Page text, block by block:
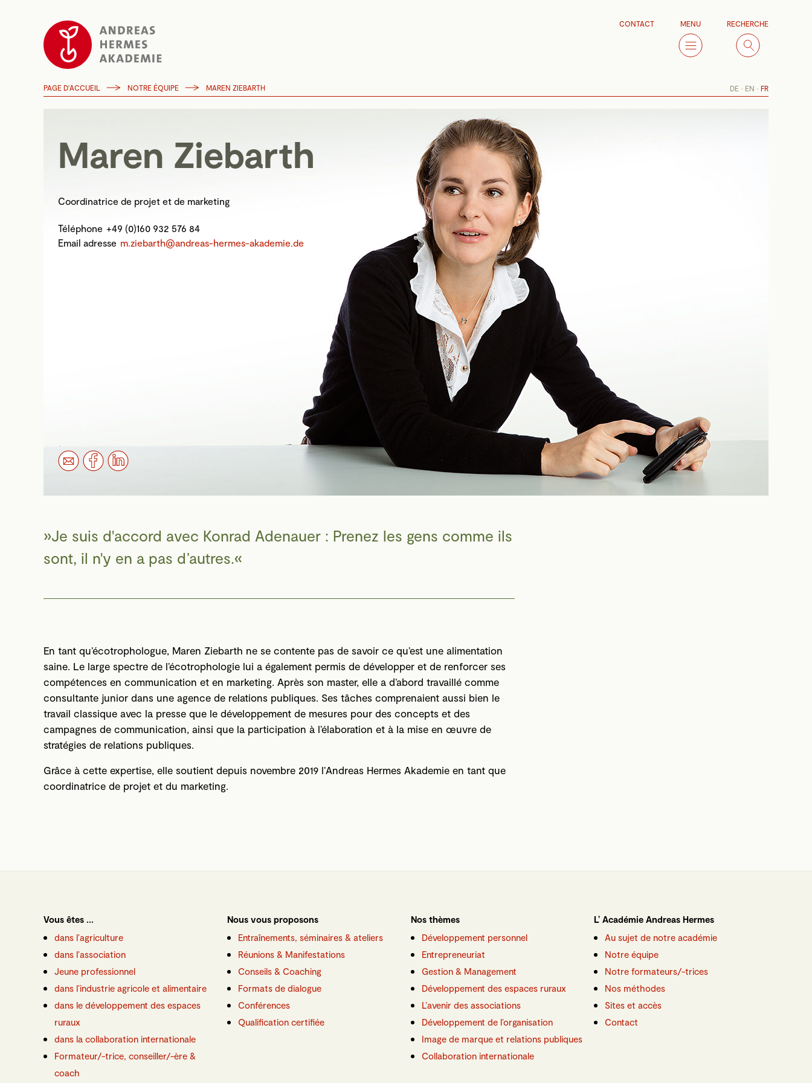
CONTACT MENU RECHERCHE
PAGE D'ACCUEIL NOTRE ÉQUIPE MAREN ZIEBARTH DE EN FR
Maren Ziebarth
Coordinatrice de projet et de marketing
Téléphone +49 (0)160 932 576 84
Email adresse m.ziebarth@andreas-hermes-akademie.de
Je suis d'accord avec Konrad Adenauer : Prenez les gens comme ils
sont, il n'y en a pas d’autres.
En tant qu’écotrophologue, Maren Ziebarth ne se contente pas de savoir ce qu’est une alimentation
saine. Le large spectre de l’écotrophologie lui a également permis de développer et de renforcer ses
compétences en communication et en marketing. Après son master, elle a d’abord travaillé comme
consultante junior dans une agence de relations publiques. Ses tâches comprenaient aussi bien le
travail classique avec la presse que le développement de mesures pour des concepts et des
campagnes de communication, ainsi que la participation à l’élaboration et à la mise en œuvre de
stratégies de relations publiques.
Grâce à cette expertise, elle soutient depuis novembre 2019 l’Andreas Hermes Akademie en tant que
coordinatrice de projet et du marketing.
Vous êtes ...
dans l’agriculture
dans l’association
Jeune professionnel
dans l’industrie agricole et alimentaire
dans le développement des espaces
ruraux
dans la collaboration internationale
Formateur/-trice, conseiller/-ère &
coach
Nous vous proposons
Entraînements, séminaires & ateliers
Réunions & Manifestations
Conseils & Coaching
Formats de dialogue
Conférences
Qualification certifiée
Nos thèmes
Développement personnel
Entrepreneuriat
Gestion & Management
Développement des espaces ruraux
L’avenir des associations
Développement de l’organisation
Image de marque et relations publiques
Collaboration internationale
L’ Académie Andreas Hermes
Au sujet de notre académie
Notre équipe
Notre formateurs/-trices
Nos méthodes
Sites et accès
Contact